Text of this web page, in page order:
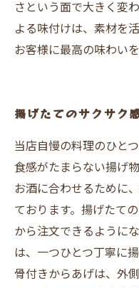
さという面で大きく変
よる味付けは、素材を
お客様に最高の味わいを
揚げたてのサクサク
当店自慢の料理のひと
食感がたまらない揚げ
お酒に合わせるために
ております。揚げたて
から注文できるように
は、一つひとつ丁寧に
骨付きからあげは、外